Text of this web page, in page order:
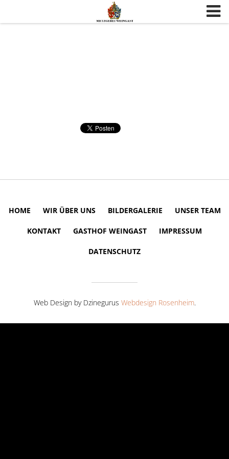
HOME WIR ÜBER UNS BILDERGALERIE UNSER TEAM
KONTAKT GASTHOF WEINGAST IMPRESSUM
DATENSCHUTZ
Web Design by Dzinegurus Webdesign Rosenheim.